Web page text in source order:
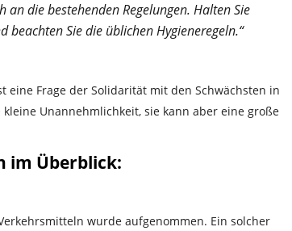
an die bestehenden Regelungen. Halten Sie
beachten Sie die üblichen Hygieneregeln.“
eine Frage der Solidarität mit den Schwächsten in
Unannehmlichkeit, sie kann aber eine große
im Überblick:
wurde aufgenommen. Ein solcher